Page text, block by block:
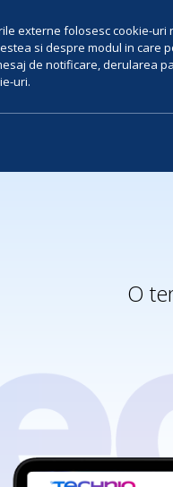
externe folosesc cookie-
si despre modul in care
de notificare, derularea
uri.
O